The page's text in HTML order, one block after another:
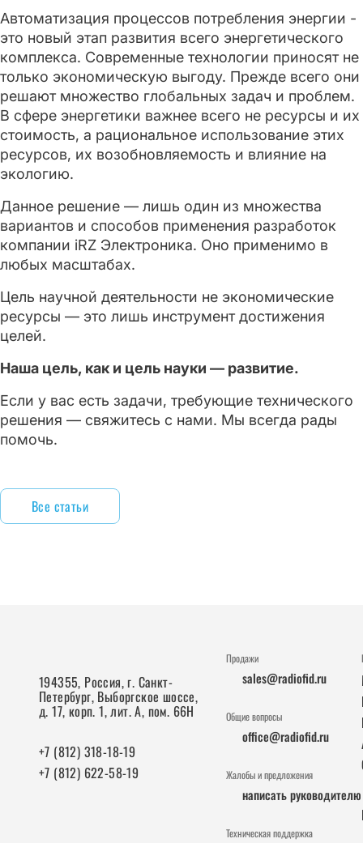
Автоматизация процессов потребления энергии -
это новый этап развития всего энергетического
комплекса. Современные технологии приносят не
только экономическую выгоду. Прежде всего они
решают множество глобальных задач и проблем.
В сфере энергетики важнее всего не ресурсы и их
стоимость, а рациональное использование этих
ресурсов, их возобновляемость и влияние на
экологию.
Данное решение — лишь один из множества
вариантов и способов применения разработок
компании iRZ Электроника. Оно применимо в
любых масштабах.
Цель научной деятельности не экономические
ресурсы — это лишь инструмент достижения
целей.
Наша цель, как и цель науки — развитие.
Если у вас есть задачи, требующие технического
решения — свяжитесь с нами. Мы всегда рады
помочь.
Все статьи
194355, Россия, г. Санкт-
Петербург, Выборгское шоссе,
д. 17, корп. 1, лит. А, пом. 66Н
+7 (812) 318-18-19
+7 (812) 622-58-19
Продажи
sales@radiofid.ru
Общие вопросы
office@radiofid.ru
Жалобы и предложения
написать руководителю
Техническая поддержка